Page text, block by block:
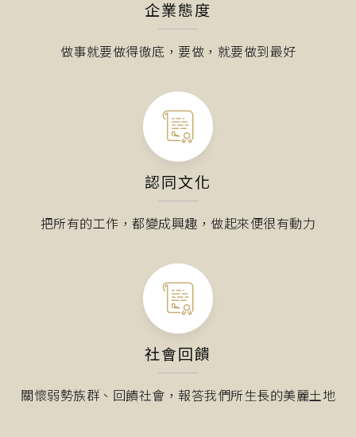
企業態度
做事就要做得徹底，要做，就要做到最好
認同文化
把所有的工作，都變成興趣，做起來便很有動力
社會回饋
關懷弱勢族群、回饋社會，報答我們所生長的美麗土地